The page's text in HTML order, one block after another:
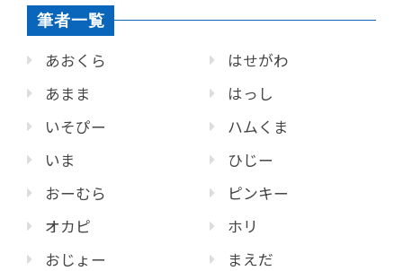
筆者一覧
あおくら
あまま
いそぴー
いま
おーむら
オカピ
おじょー
はせがわ
はっし
ハムくま
ひじー
ピンキー
ホリ
まえだ